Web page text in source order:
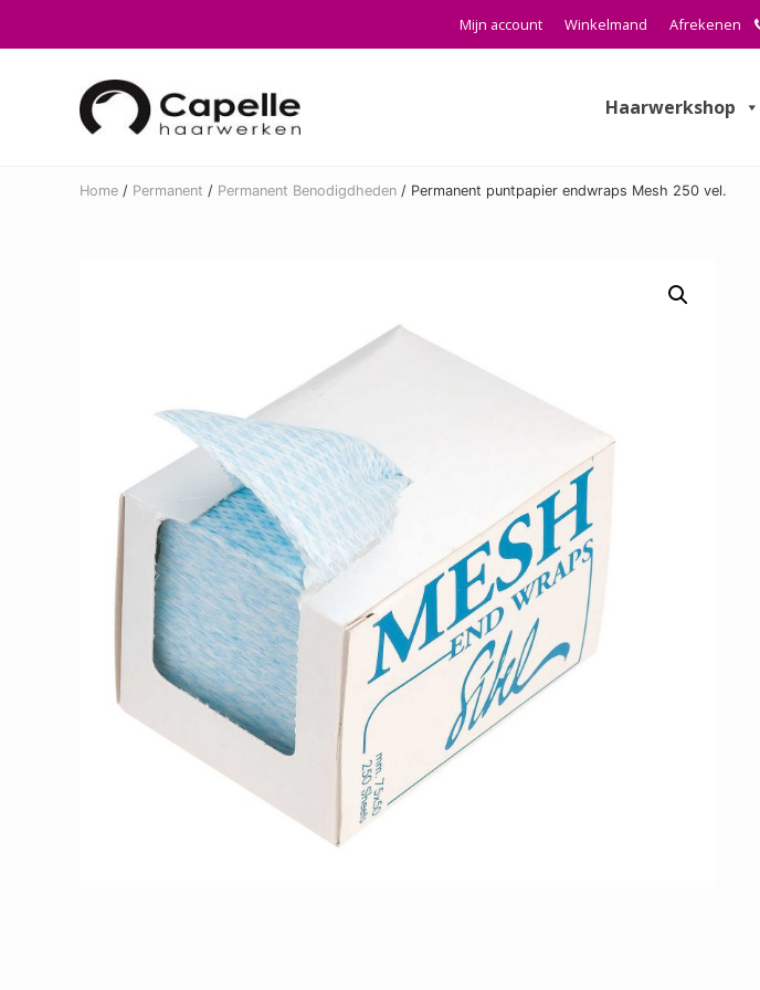
to
navigation
to
to
Mijn account Winkelmand Afrekenen
Haarwerkshop
Home / Permanent / Permanent Benodigdheden / Permanent puntpapier endwraps Mesh 250 vel.